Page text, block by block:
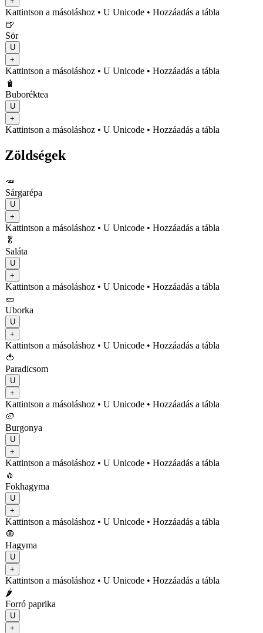
Kattintson a másoláshoz • U Unicode • Hozzáadás a tábla
🍺
Sör
U
+
Kattintson a másoláshoz • U Unicode • Hozzáadás a tábla
🧋
Buboréktea
U
+
Kattintson a másoláshoz • U Unicode • Hozzáadás a tábla
Zöldségek
🥕
Sárgarépa
U
+
Kattintson a másoláshoz • U Unicode • Hozzáadás a tábla
🥬
Saláta
U
+
Kattintson a másoláshoz • U Unicode • Hozzáadás a tábla
🥒
Uborka
U
+
Kattintson a másoláshoz • U Unicode • Hozzáadás a tábla
🍅
Paradicsom
U
+
Kattintson a másoláshoz • U Unicode • Hozzáadás a tábla
🥔
Burgonya
U
+
Kattintson a másoláshoz • U Unicode • Hozzáadás a tábla
🧄
Fokhagyma
U
+
Kattintson a másoláshoz • U Unicode • Hozzáadás a tábla
🧅
Hagyma
U
+
Kattintson a másoláshoz • U Unicode • Hozzáadás a tábla
🌶️
Forró paprika
U
+